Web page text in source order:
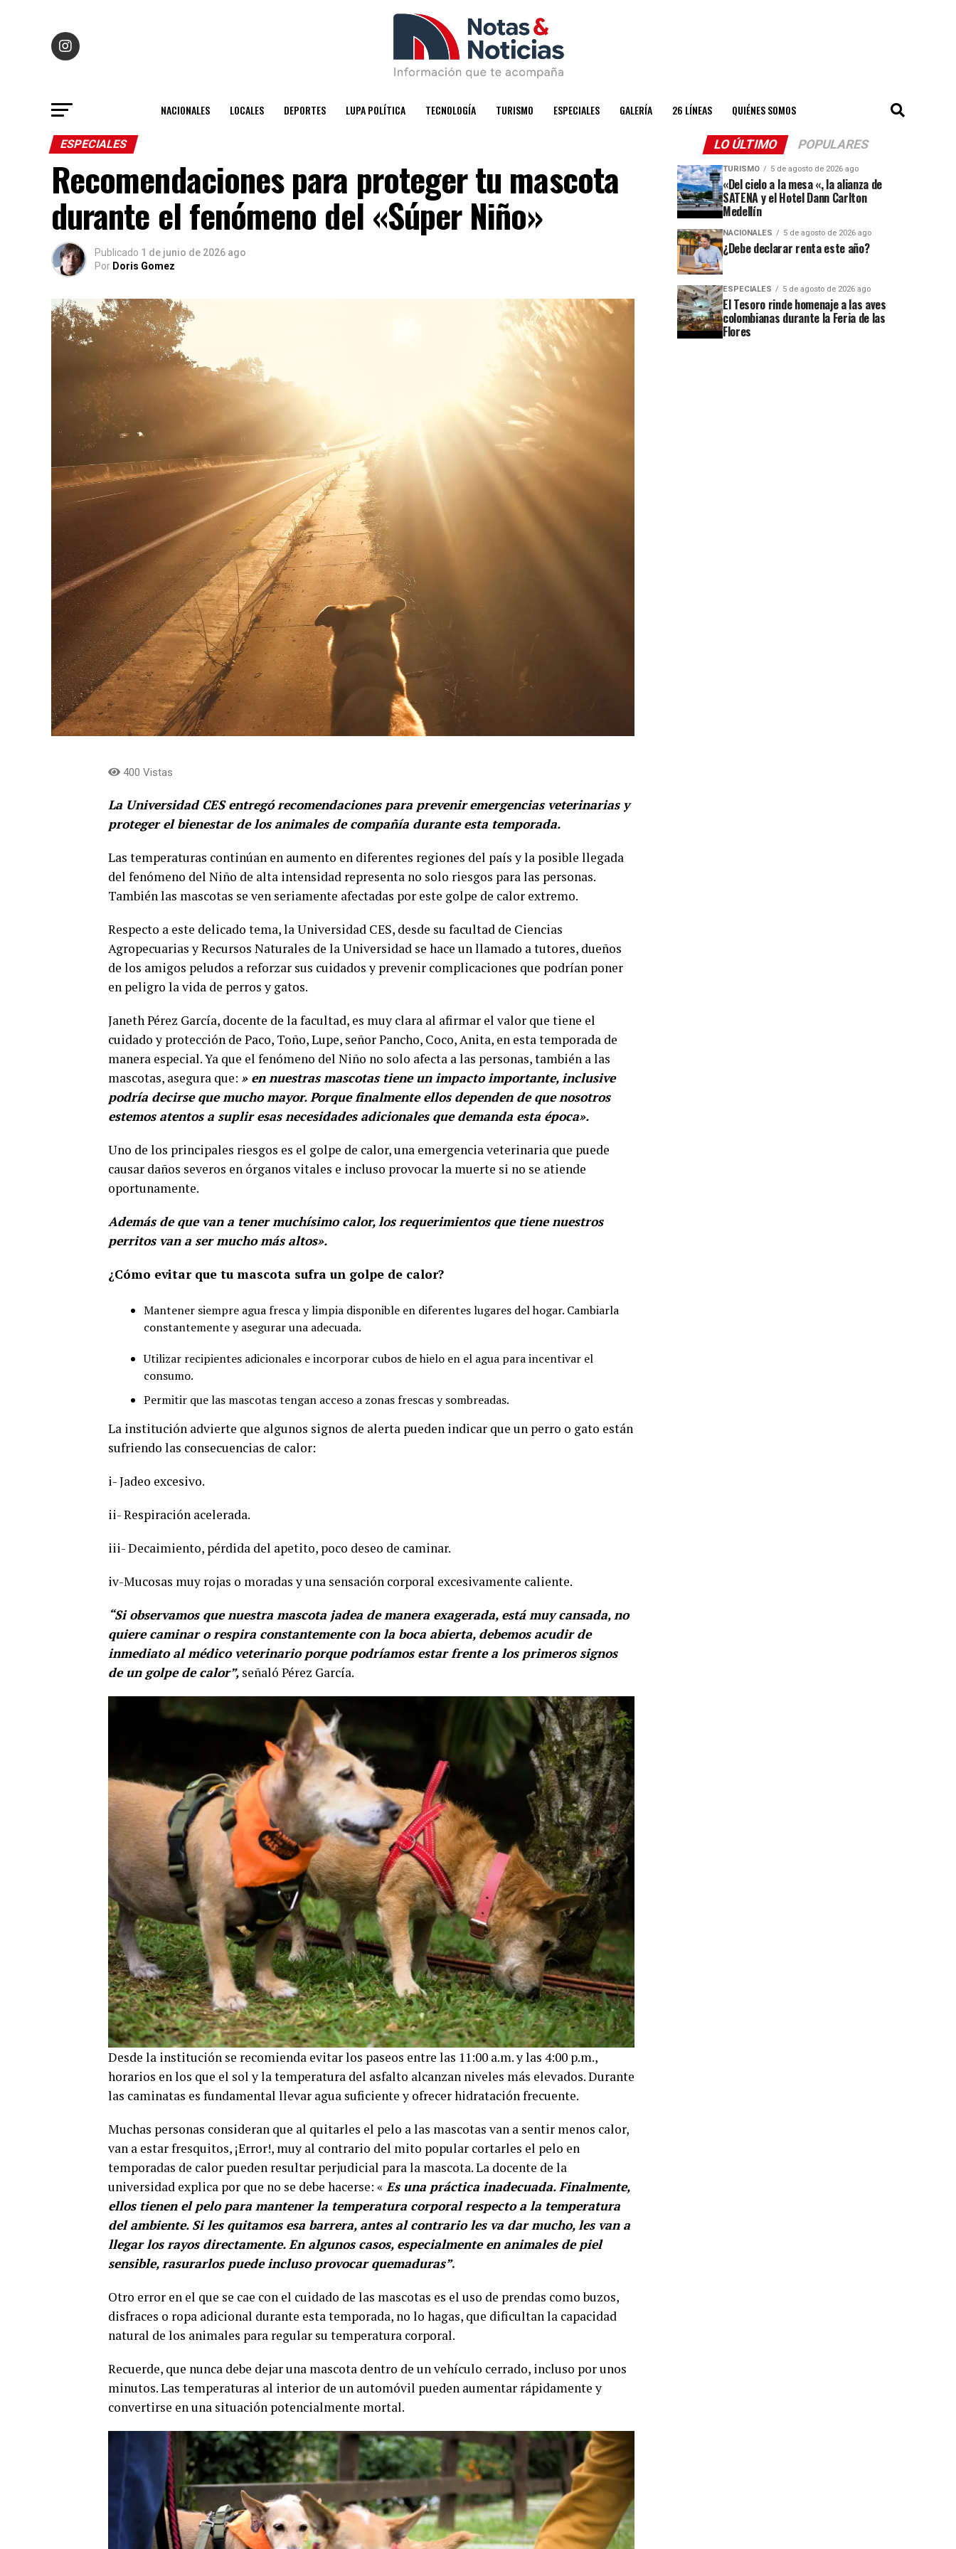
NACIONALES LOCALES DEPORTES LUPA POLÍTICA TECNOLOGÍA TURISMO ESPECIALES GALERÍA 26 LÍNEAS QUIÉNES SOMOS
ESPECIALES
Recomendaciones para proteger tu mascota
durante el fenómeno del «Súper Niño»
Publicado 1 de junio de 2026 ago
Por Doris Gomez
400 Vistas
La Universidad CES entregó recomendaciones para prevenir emergencias veterinarias y
proteger el bienestar de los animales de compañía durante esta temporada.
Las temperaturas continúan en aumento en diferentes regiones del país y la posible llegada
del fenómeno del Niño de alta intensidad representa no solo riesgos para las personas.
También las mascotas se ven seriamente afectadas por este golpe de calor extremo.
Respecto a este delicado tema, la Universidad CES, desde su facultad de Ciencias
Agropecuarias y Recursos Naturales de la Universidad se hace un llamado a tutores, dueños
de los amigos peludos a reforzar sus cuidados y prevenir complicaciones que podrían poner
en peligro la vida de perros y gatos.
Janeth Pérez García, docente de la facultad, es muy clara al afirmar el valor que tiene el
cuidado y protección de Paco, Toño, Lupe, señor Pancho, Coco, Anita, en esta temporada de
manera especial. Ya que el fenómeno del Niño no solo afecta a las personas, también a las
mascotas, asegura que: » en nuestras mascotas tiene un impacto importante, inclusive
podría decirse que mucho mayor. Porque finalmente ellos dependen de que nosotros
estemos atentos a suplir esas necesidades adicionales que demanda esta época».
Uno de los principales riesgos es el golpe de calor, una emergencia veterinaria que puede
causar daños severos en órganos vitales e incluso provocar la muerte si no se atiende
oportunamente.
Además de que van a tener muchísimo calor, los requerimientos que tiene nuestros
perritos van a ser mucho más altos».
¿Cómo evitar que tu mascota sufra un golpe de calor?
Mantener siempre agua fresca y limpia disponible en diferentes lugares del hogar. Cambiarla
constantemente y asegurar una adecuada.
Utilizar recipientes adicionales e incorporar cubos de hielo en el agua para incentivar el
consumo.
Permitir que las mascotas tengan acceso a zonas frescas y sombreadas.
La institución advierte que algunos signos de alerta pueden indicar que un perro o gato están
sufriendo las consecuencias de calor:
i- Jadeo excesivo.
ii- Respiración acelerada.
iii- Decaimiento, pérdida del apetito, poco deseo de caminar.
iv-Mucosas muy rojas o moradas y una sensación corporal excesivamente caliente.
“Si observamos que nuestra mascota jadea de manera exagerada, está muy cansada, no
quiere caminar o respira constantemente con la boca abierta, debemos acudir de
inmediato al médico veterinario porque podríamos estar frente a los primeros signos
de un golpe de calor”, señaló Pérez García.
Desde la institución se recomienda evitar los paseos entre las 11:00 a.m. y las 4:00 p.m.,
horarios en los que el sol y la temperatura del asfalto alcanzan niveles más elevados. Durante
las caminatas es fundamental llevar agua suficiente y ofrecer hidratación frecuente.
Muchas personas consideran que al quitarles el pelo a las mascotas van a sentir menos calor,
van a estar fresquitos, ¡Error!, muy al contrario del mito popular cortarles el pelo en
temporadas de calor pueden resultar perjudicial para la mascota. La docente de la
universidad explica por que no se debe hacerse: « Es una práctica inadecuada. Finalmente,
ellos tienen el pelo para mantener la temperatura corporal respecto a la temperatura
del ambiente. Si les quitamos esa barrera, antes al contrario les va dar mucho, les van a
llegar los rayos directamente. En algunos casos, especialmente en animales de piel
sensible, rasurarlos puede incluso provocar quemaduras”.
Otro error en el que se cae con el cuidado de las mascotas es el uso de prendas como buzos,
disfraces o ropa adicional durante esta temporada, no lo hagas, que dificultan la capacidad
natural de los animales para regular su temperatura corporal.
Recuerde, que nunca debe dejar una mascota dentro de un vehículo cerrado, incluso por unos
minutos. Las temperaturas al interior de un automóvil pueden aumentar rápidamente y
convertirse en una situación potencialmente mortal.
LO ÚLTIMO POPULARES
TURISMO 5 de agosto de 2026 ago
«Del cielo a la mesa «, la alianza de
SATENA y el Hotel Dann Carlton
Medellín
NACIONALES 5 de agosto de 2026 ago
¿Debe declarar renta este año?
ESPECIALES 5 de agosto de 2026 ago
El Tesoro rinde homenaje a las aves
colombianas durante la Feria de las
Flores